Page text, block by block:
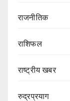
राजनीतिक
राशिफल
राष्ट्रीय खबर
रुद्रप्रयाग